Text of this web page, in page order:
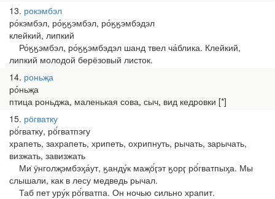
13 рокэмбэл
ро́кэмбэл, ро́ӄӄэмбэл, ро́ӄӄэмбэдэл
клейкий, липкий
Ро́ӄӄэмбэл, ро́ӄӄэмбэдэл шанд твел ча́блика. Клейкий,
липкий молодой берёзовый листок.
14 роньҗа
ро́ньҗа
птица роньджа, маленькая сова, сыч, вид кедровки [*]
15 рӧгватку
рӧ́гватку, рӧ́гватпэгу
храпеть, захрапеть, хрипеть, охрипнуть, рычать, зарычать,
визжать, завизжать
Ми̇ ӱнголҗэмбэӽа́ут, ӄанду́к маҗӧ́ӷэт ӄорӷ рӧ́гватпыӽа. Мы
слышали, как в лесу медведь рычал.
Таб пет уру́к рӧ́гватпа. Он ночью сильно храпит.